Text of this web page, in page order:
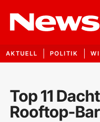
AKTUELL POLITIK
Top 11
Rooftop-